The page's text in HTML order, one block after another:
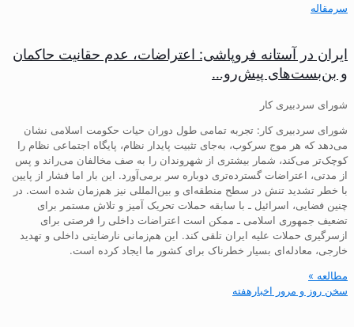
سرمقاله
ایران در آستانه فروپاشی: اعتراضات، عدم حقانیت حاکمان
و بن‌بست‌های پیش‌رو…
شورای سردبیری کار
شورای سردبیری کار: تجربه تمامی طول دوران حیات حکومت اسلامی نشان
می‌دهد که هر موج سرکوب، به‌جای تثبیت پایدار نظام، پایگاه اجتماعی نظام را
کوچک‌تر می‌کند، شمار بیشتری از شهروندان را به صف مخالفان می‌راند و پس
از مدتی، اعتراضات گسترده‌تری دوباره سر برمی‌آورد. این بار اما فشار از پایین
با خطر تشدید تنش در سطح منطقه‌ای و بین‌المللی نیز هم‌زمان شده است. در
چنین فضایی، اسرائیل ـ با سابقه حملات تحریک آمیز و تلاش مستمر برای
تضعیف جمهوری اسلامی ـ ممکن است اعتراضات داخلی را فرصتی برای
ازسرگیری حملات علیه ایران تلقی کند. این هم‌زمانی نارضایتی داخلی و تهدید
خارجی، معادله‌ای بسیار خطرناک برای کشور ما ایجاد کرده است.
مطالعه »
سخن روز و مرور اخبارهفته